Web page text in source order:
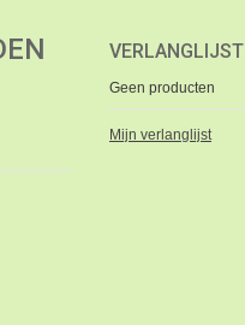
VERLANGLIJST
Geen producten
Mijn verlanglijst